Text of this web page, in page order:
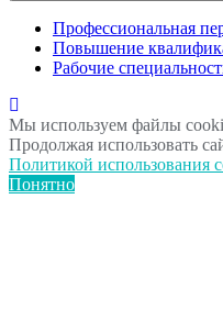
Профессиональная
Повышение
Рабочие
Мы используем файлы
Продолжая использовать
Политикой использования
Понятно